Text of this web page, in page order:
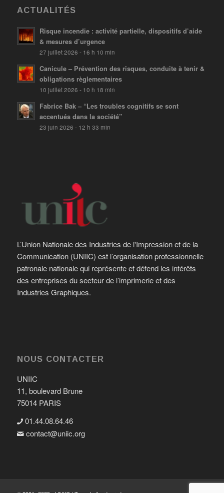
ACTUALITÉS
Risque incendie : activité partielle, dispositifs d’aide
& mesures d’urgence
27 juillet 2026 - 16 h 10 min
Canicule – Prévention des risques, conduite à tenir &
obligations règlementaires
10 juillet 2026 - 10 h 18 min
Fabrice Bak – “Les troubles cognitifs se sont
accentués dans la société”
23 juin 2026 - 12 h 33 min
L’Union Nationale des Industries de l'Impression et de la
Communication (UNIIC) est l’organisation professionnelle
patronale nationale qui représente et défend les intérêts
des entreprises du secteur de l’imprimerie et des
Industries Graphiques.
NOUS CONTACTER
UNIIC
11, boulevard Brune
75014 PARIS
01.44.08.64.46
contact@uniic.org